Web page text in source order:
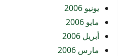
يونيو 2006
مايو 2006
أبريل 2006
مارس 2006